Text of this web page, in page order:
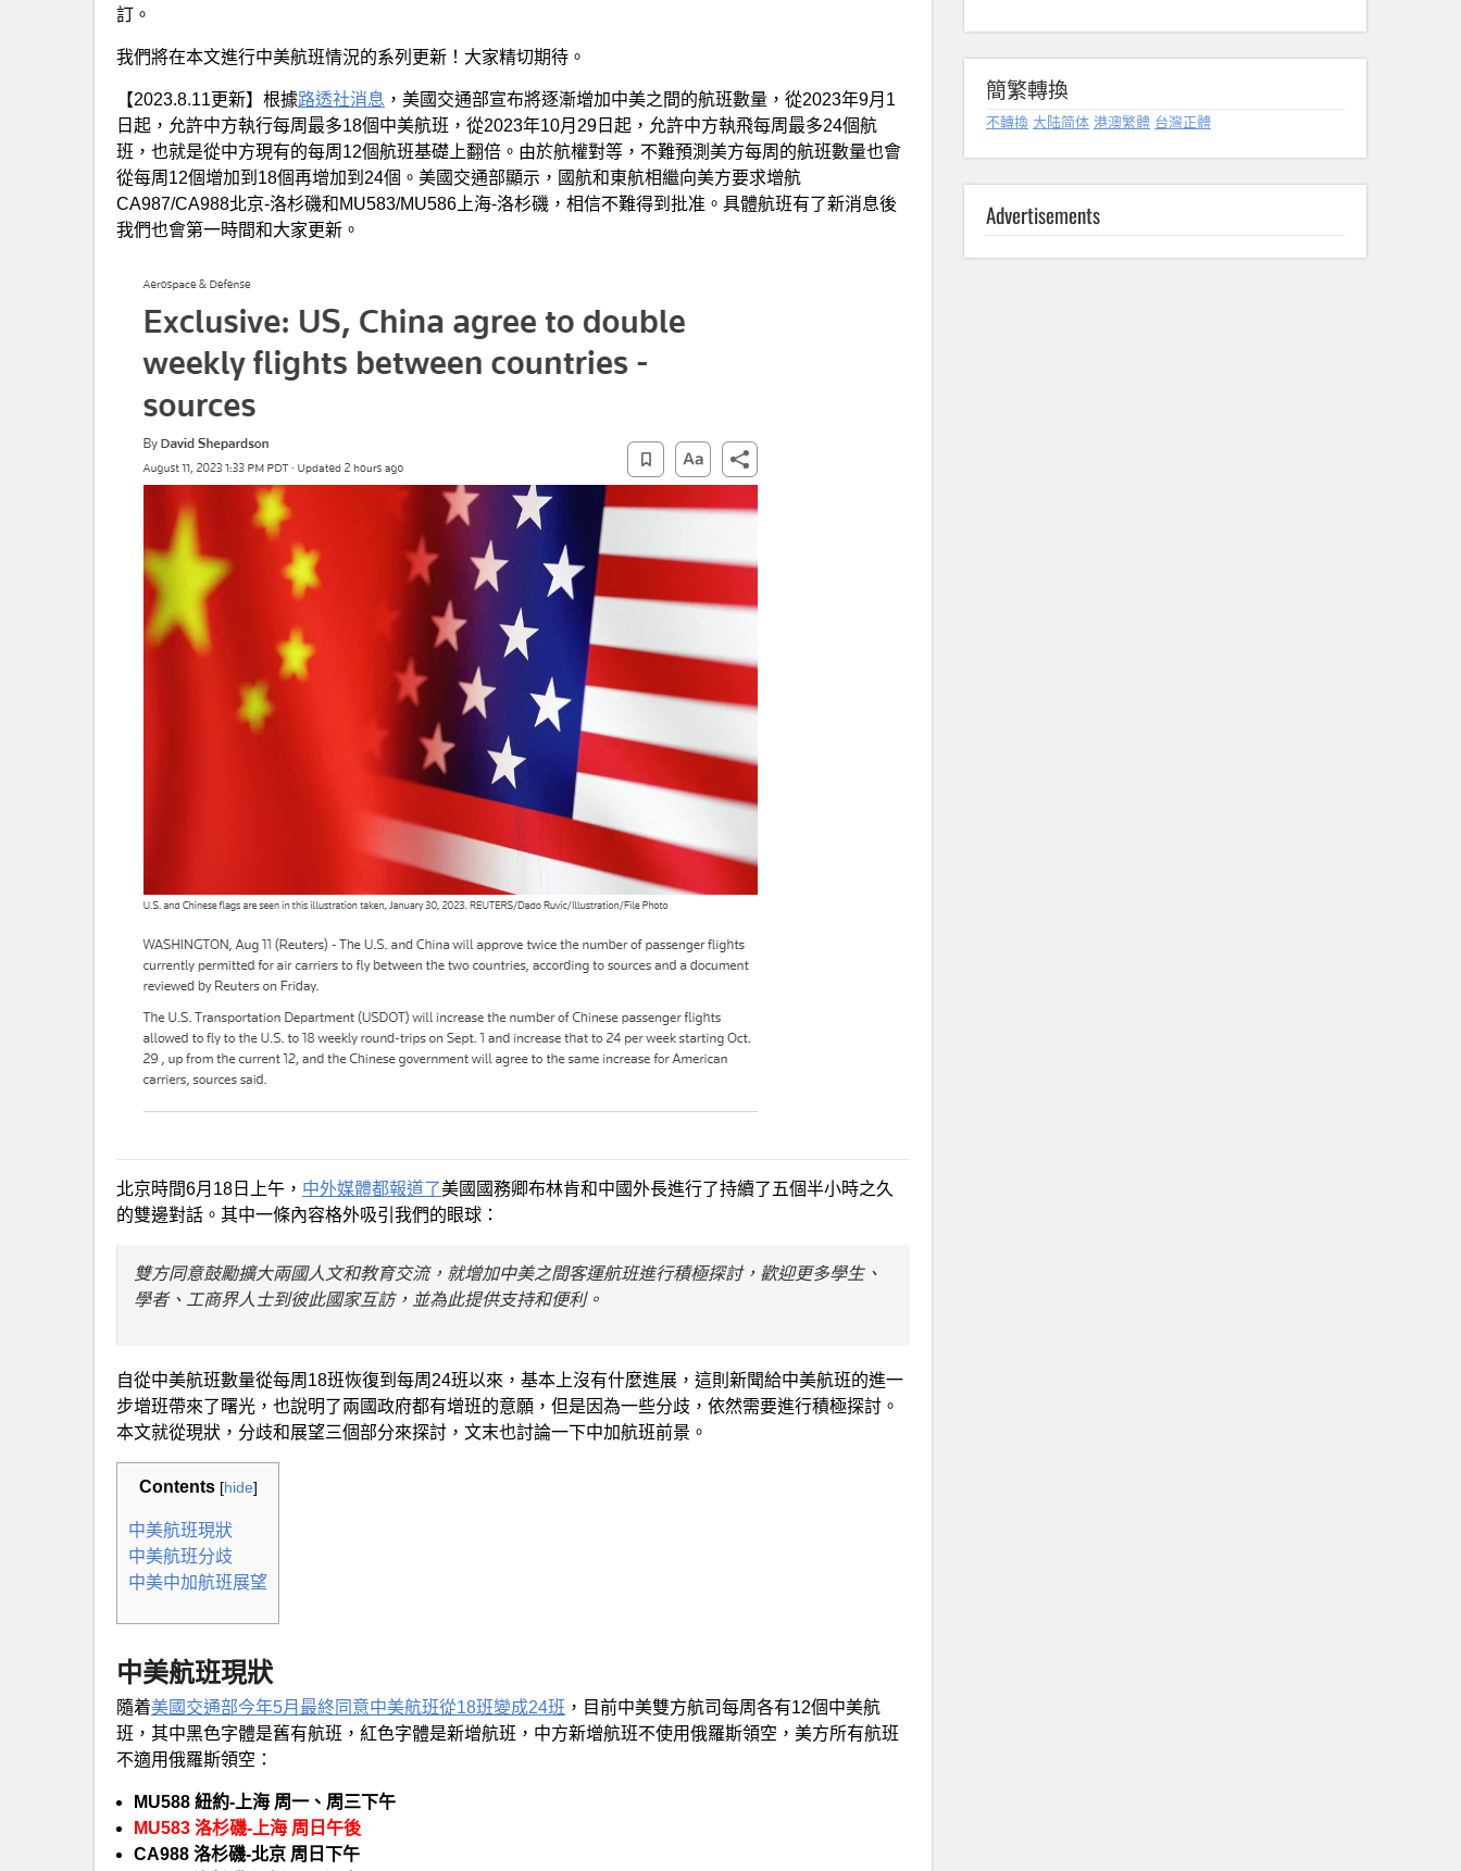
訂。
我們將在本文進行中美航班情況的系列更新！大家精切期待。
【2023.8.11更新】根據路透社消息 ，美國交通部宣布將逐漸增加中美之間的航班數量，從2023年9月1
日起，允許中方執行每周最多18個中美航班，從2023年10月29日起，允許中方執飛每周最多24個航
班，也就是從中方現有的每周12個航班基礎上翻倍。由於航權對等，不難預測美方每周的航班數量也會
從每周12個增加到18個再增加到24個。美國交通部顯示，國航和東航相繼向美方要求增航
CA987/CA988北京-洛杉磯和MU583/MU586上海-洛杉磯，相信不難得到批准。具體航班有了新消息後
我們也會第一時間和大家更新。
北京時間6月18日上午， 中外媒體都報道了美國國務卿布林肯和中國外長進行了持續了五個半小時之久
的雙邊對話。其中一條內容格外吸引我們的眼球：
雙方同意鼓勵擴大兩國人文和教育交流，就增加中美之間客運航班進行積極探討，歡迎更多學生、
學者、工商界人士到彼此國家互訪，並為此提供支持和便利。
自從中美航班數量從每周18班恢復到每周24班以來，基本上沒有什麼進展，這則新聞給中美航班的進一
步增班帶來了曙光，也說明了兩國政府都有增班的意願，但是因為一些分歧，依然需要進行積極探討。
本文就從現狀，分歧和展望三個部分來探討，文末也討論一下中加航班前景。
Contents [hide]
中美航班現狀
中美航班分歧
中美中加航班展望
中美航班現狀
隨着美國交通部今年5月最終同意中美航班從18班變成24班 ，目前中美雙方航司每周各有12個中美航
班，其中黑色字體是舊有航班，紅色字體是新增航班，中方新增航班不使用俄羅斯領空，美方所有航班
不適用俄羅斯領空：
MU588 紐約-上海 周一、周三下午
MU583 洛杉磯-上海 周日午後
CA988 洛杉磯-北京 周日下午
簡繁轉換
不轉換 大陆简体 港澳繁體 台灣正體
Advertisements